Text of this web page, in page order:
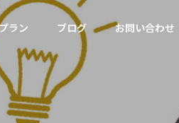
ラン ブログ お問い合わせ